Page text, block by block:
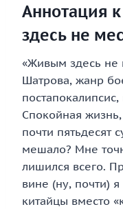
Аннотация
здесь не
«Живым здесь не
Шатрова, жанр
Спокойная
почти пятьдесят
мешало? Мне
лишился всего.
вине (ну, почти) я
китайцы вместо